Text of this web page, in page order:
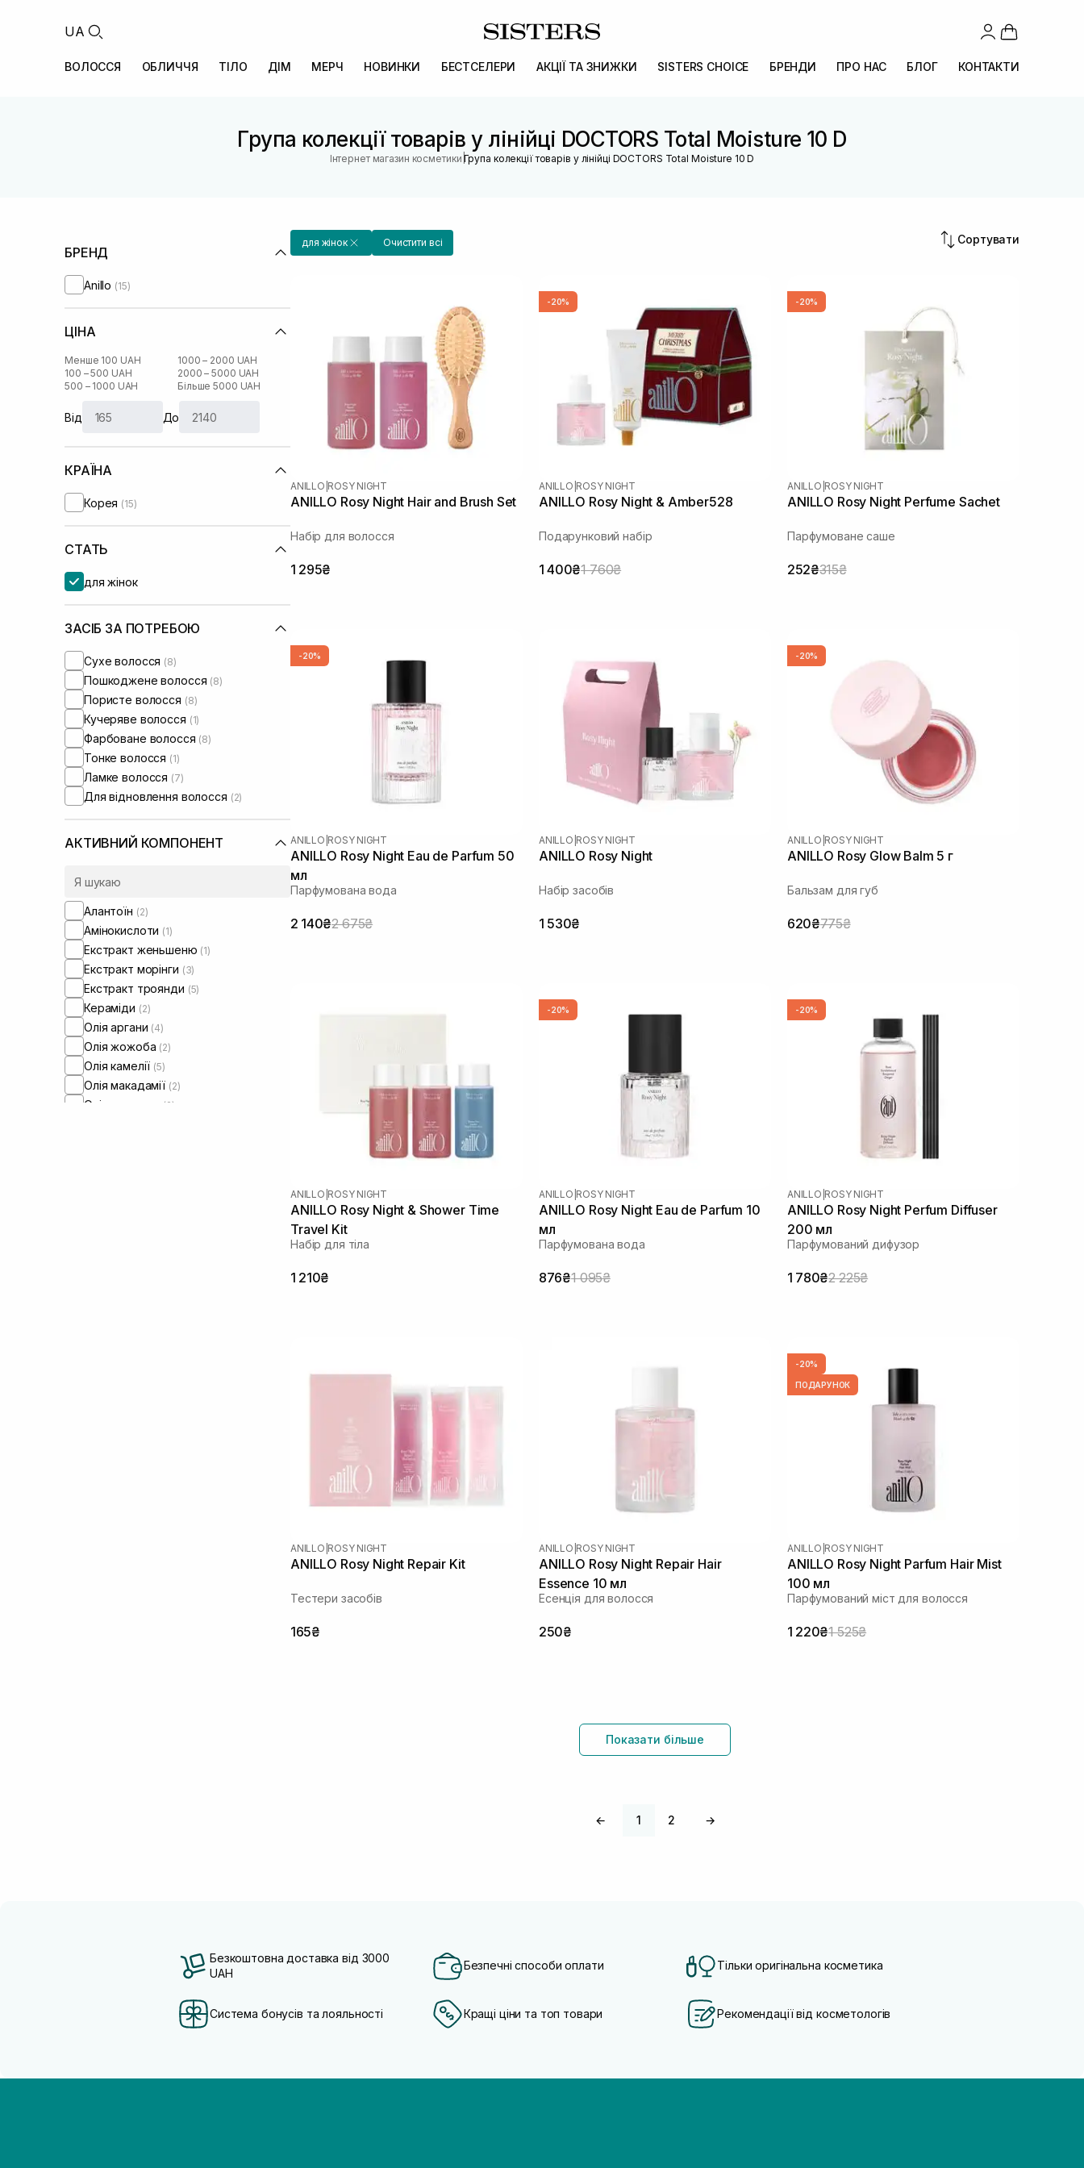
UA
ВОЛОССЯ ОБЛИЧЧЯ ТІЛО ДІМ МЕРЧ НОВИНКИ БЕСТСЕЛЕРИ АКЦІЇ ТА ЗНИЖКИ SISTERS CHOICE БРЕНДИ ПРО НАС БЛОГ КОНТАКТИ
Група колекції товарів у лінійці DOCTORS Total Moisture 10 D
Інтернет магазин косметики |Група колекції товарів у лінійці DOCTORS Total Moisture 10 D
БРЕНД
Anillo (15)
ЦІНА
Менше 100 UAH
100 – 500 UAH
500 – 1000 UAH
1000 – 2000 UAH
2000 – 5000 UAH
Більше 5000 UAH
Від До
КРАЇНА
Корея (15)
СТАТЬ
для жінок
ЗАСІБ ЗА ПОТРЕБОЮ
Сухе волосся (8)
Пошкоджене волосся (8)
Пористе волосся (8)
Кучеряве волосся (1)
Фарбоване волосся (8)
Тонке волосся (1)
Ламке волосся (7)
Для відновлення волосся (2)
АКТИВНИЙ КОМПОНЕНТ
Алантоїн (2)
Амінокислоти (1)
Екстракт женьшеню (1)
Екстракт морінги (3)
Екстракт троянди (5)
Кераміди (2)
Олія аргани (4)
Олія жожоба (2)
Олія камелії (5)
Олія макадамії (2)
Олія мигдалю (2)
для жінок Очистити всі Сортувати
ANILLO ROSY NIGHT
ANILLO Rosy Night Hair and Brush Set
Набір для волосся
1 295₴
-20%
ANILLO ROSY NIGHT
ANILLO Rosy Night & Amber528
Подарунковий набір
1 400₴1 760₴
-20%
ANILLO ROSY NIGHT
ANILLO Rosy Night Perfume Sachet
Парфумоване саше
252₴315₴
-20%
ANILLO ROSY NIGHT
ANILLO Rosy Night Eau de Parfum 50
мл
Парфумована вода
2 140₴2 675₴
ANILLO ROSY NIGHT
ANILLO Rosy Night
Набір засобів
1 530₴
-20%
ANILLO ROSY NIGHT
ANILLO Rosy Glow Balm 5 г
Бальзам для губ
620₴775₴
ANILLO ROSY NIGHT
ANILLO Rosy Night & Shower Time
Travel Kit
Набір для тіла
1 210₴
-20%
ANILLO ROSY NIGHT
ANILLO Rosy Night Eau de Parfum 10
мл
Парфумована вода
876₴1 095₴
-20%
ANILLO ROSY NIGHT
ANILLO Rosy Night Perfum Diffuser
200 мл
Парфумований дифузор
1 780₴2 225₴
ANILLO ROSY NIGHT
ANILLO Rosy Night Repair Kit
Тестери засобів
165₴
ANILLO ROSY NIGHT
ANILLO Rosy Night Repair Hair
Essence 10 мл
Есенція для волосся
250₴
-20%
ПОДАРУНОК
ANILLO ROSY NIGHT
ANILLO Rosy Night Parfum Hair Mist
100 мл
Парфумований міст для волосся
1 220₴1 525₴
Показати більше
← 1 2 →
Безкоштовна доставка від 3000
UAH
Безпечні способи оплати Тільки оригінальна косметика
Система бонусів та лояльності Кращі ціни та топ товари Рекомендації від косметологів